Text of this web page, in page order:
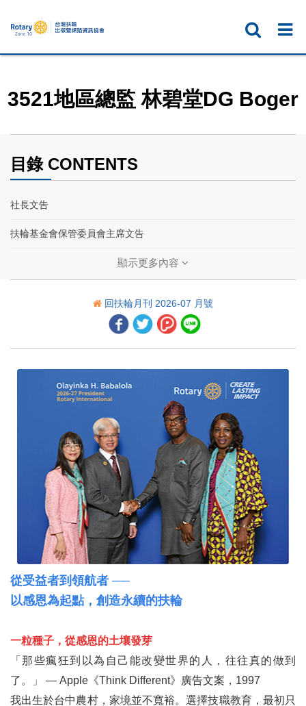
3521地區總監 林碧堂DG Boger
目錄 CONTENTS
社長文告
扶輪基金會保管委員會主席文告
扶輪領導人 2026-27年度新任理事及保管委員
二、地區活動報導
2026-27年度12位地區總監介紹總監 3461地區廖勝揮DG Lighting
3462地區總監 莊敏汎DG Power
3470地區總監 林正超DG Datum
3481地區總監 姜幸麟DG Computer
3482地區總監 方 芳DG Fanny
3490地區總監 陳勝騰DG Jun
3501地區總監 何川澤DG Powder
3502地區總監 高國安DG Building Kao
3510地區總監 陳高明DG Nature
3521地區總監 林碧堂DG Boger
顯示更多內容
回扶輪月刊 2026-07 月號
從受益者到領航者 ──
以感恩為起點，創造永續的扶輪
一粒種子，從感恩的土壤發芽
「那些瘋狂到以為自己能改變世界的人，往往真的做到
了。」 — Apple《Think Different》廣告文案，1997
我出生於台中農村，家境並不寬裕。選擇技職教育，最初只